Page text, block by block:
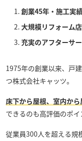
創業45年・施工実
大規模リフォーム
充実のアフターサ
1975年の創業以来、戸
つ株式会社キャッツ。
床下から屋根、室内か
できるのも高評価のポイ
従業員300人を超える規